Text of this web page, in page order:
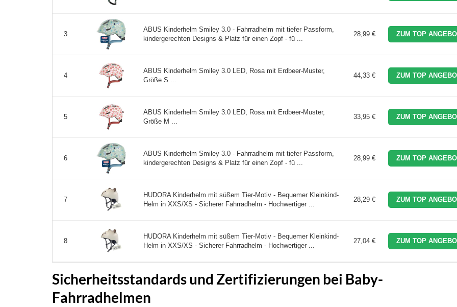
3
ABUS Kinderhelm Smiley 3.0 - Fahrradhelm mit tiefer Passform,
kindergerechten Designs & Platz für einen Zopf - fü ...
28,99 € ZUM TOP
4
ABUS Kinderhelm Smiley 3.0 LED, Rosa mit Erdbeer-Muster,
Größe S ...
44,33 € ZUM TOP
5
ABUS Kinderhelm Smiley 3.0 LED, Rosa mit Erdbeer-Muster,
Größe M ...
33,95 € ZUM TOP
6
ABUS Kinderhelm Smiley 3.0 - Fahrradhelm mit tiefer Passform,
kindergerechten Designs & Platz für einen Zopf - fü ...
28,99 € ZUM TOP
7
HUDORA Kinderhelm mit süßem Tier-Motiv - Bequemer Kleinkind-
Helm in XXS/XS - Sicherer Fahrradhelm - Hochwertiger ...
28,29 € ZUM TOP
8
HUDORA Kinderhelm mit süßem Tier-Motiv - Bequemer Kleinkind-
Helm in XXS/XS - Sicherer Fahrradhelm - Hochwertiger ...
27,04 € ZUM TOP
Sicherheitsstandards und Zertifizierungen bei Baby-
Fahrradhelmen